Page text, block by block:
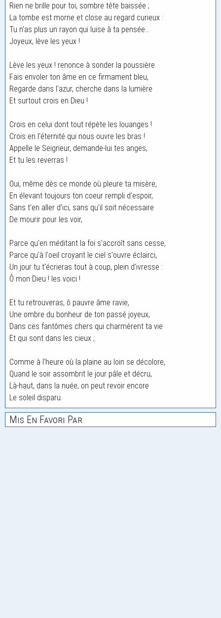
Rien ne brille pour toi, sombre tête baissée ;
La tombe est morne et close au regard curieux :
Tu n'as plus un rayon qui luise à ta pensée...
Joyeux, lève les yeux !
Lève les yeux ! renonce à sonder la poussière.
Fais envoler ton âme en ce firmament bleu,
Regarde dans l'azur, cherche dans la lumière
Et surtout crois en Dieu !
Crois en celui dont tout répète les louanges !
Crois en l'éternité qui nous ouvre les bras !
Appelle le Seigneur, demande-lui tes anges,
Et tu les reverras !
Oui, même dès ce monde où pleure ta misère,
En élevant toujours ton coeur rempli d'espoir,
Sans t'en aller d'ici, sans qu'il soit nécessaire
De mourir pour les voir,
Parce qu'en méditant la foi s'accroît sans cesse,
Parce qu'à l'oeil croyant le ciel s'ouvre éclairci,
Un jour tu t'écrieras tout à coup, plein d'ivresse :
Ô mon Dieu ! les voici !
Et tu retrouveras, ô pauvre âme ravie,
Une ombre du bonheur de ton passé joyeux,
Dans ces fantômes chers qui charmèrent ta vie
Et qui sont dans les cieux ;
Comme à l'heure où la plaine au loin se décolore,
Quand le soir assombrit le jour pâle et décru,
Là-haut, dans la nuée, on peut revoir encore
Le soleil disparu.
Mis En Favori Par